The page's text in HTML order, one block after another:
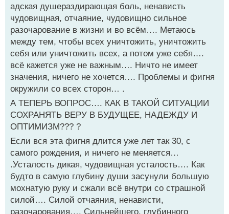
адская душераздирающая боль, ненависть
чудовищная, отчаяние, чудовищно сильное
разочарование в жизни и во всём…. Метаюсь
между тем, чтобы всех уничтожить, уничтожить
себя или уничтожить всех, а потом уже себя….
всё кажется уже не важным…. Ничто не имеет
значения, ничего не хочется…. Проблемы и фигня
окружили со всех сторон… .
А ТЕПЕРЬ ВОПРОС…. КАК В ТАКОЙ СИТУАЦИИ
СОХРАНЯТЬ ВЕРУ В БУДУЩЕЕ, НАДЕЖДУ И
ОПТИМИЗМ??? ?
Если вся эта фигня длится уже лет так 30, с
самого рождения, и ничего не меняется…
.Усталость дикая, чудовищная усталость…. Как
будто в самую глубину души засунули большую
мохнатую руку и сжали всё внутри со страшной
силой…. Силой отчаяния, ненависти,
разочарования…. Сильнейшего, глубинного